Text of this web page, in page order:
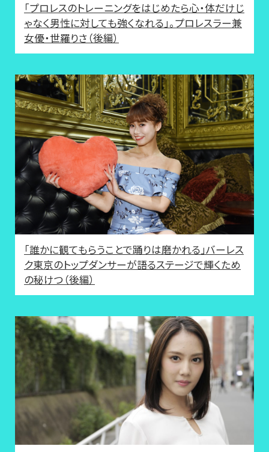
「プロレスのトレーニングをはじめたら心・体だけじ
ゃなく男性に対しても強くなれる」。プロレスラー兼
女優・世羅りさ（後編）
「誰かに観てもらうことで踊りは磨かれる」バーレス
ク東京のトップダンサーが語るステージで輝くため
の秘けつ（後編）